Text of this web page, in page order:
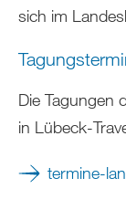
sich im
Die Tagungen
in Lübeck-
termine-